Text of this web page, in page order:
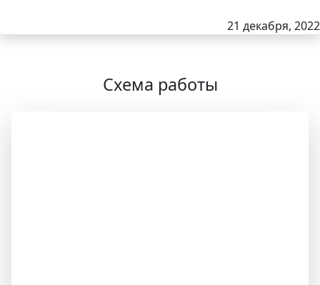
21 декабря, 2022
Схема работы